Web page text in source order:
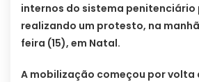
internos do sistema
realizando um protesto, na
feira (15), em Natal.
A mobilização começou por volta